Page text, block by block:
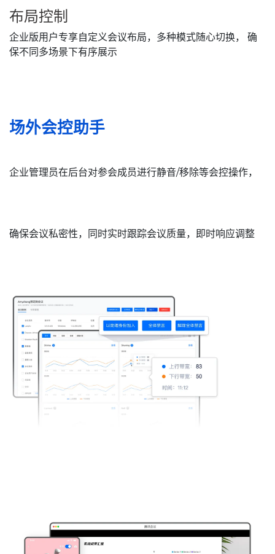
布局控制
企业版用户专享自定义会议布局，多种模式随心切换， 确
保不同多场景下有序展示
场外会控助手
企业管理员在后台对参会成员进行静音/移除等会控操作，
确保会议私密性，同时实时跟踪会议质量，即时响应调整